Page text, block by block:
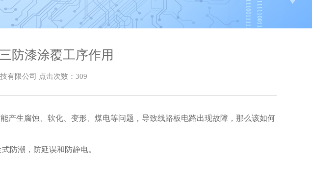
防漆涂覆工序作用
有限公司 点击次数： 309
产生腐蚀、软化、变形、煤电等问题，导致线路板电路出现故障，那么该如何
防潮，防延误和防静电。